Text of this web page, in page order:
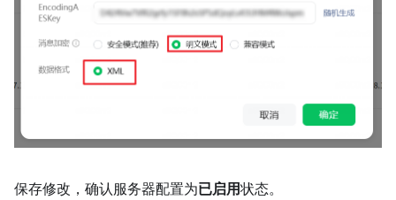
保存修改，确认服务器配置为已启用状态。